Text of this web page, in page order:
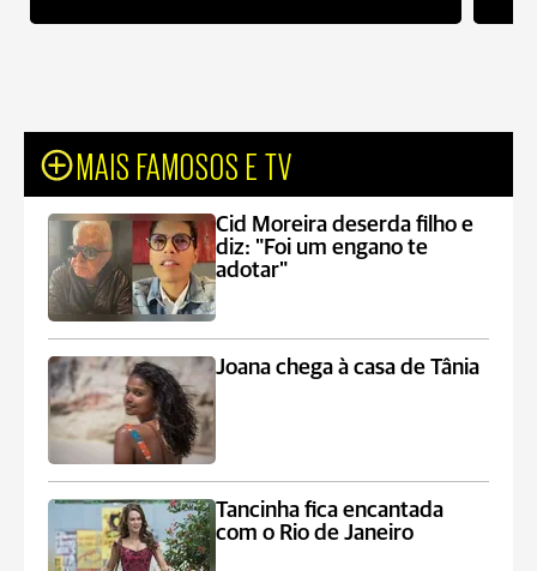
MAIS FAMOSOS E TV
Cid Moreira deserda filho e
diz: "Foi um engano te
adotar"
Joana chega à casa de Tânia
Tancinha fica encantada
com o Rio de Janeiro